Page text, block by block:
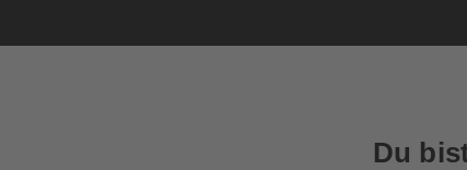
Du